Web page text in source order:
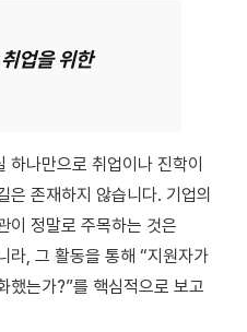
업을 위한
나만으로 취업이나 진학이
은 존재하지 않습니다. 기업의
이 정말로 주목하는 것은
라, 그 활동을 통해 “지원자가
했는가?”를 핵심적으로 보고